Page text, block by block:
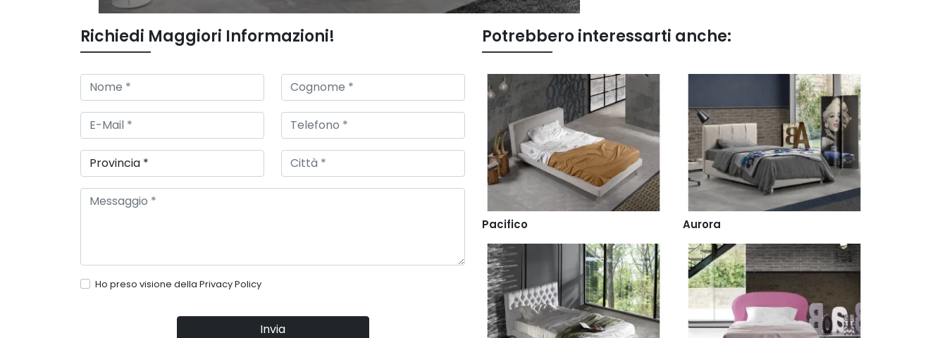
Richiedi Maggiori Informazioni!
Ho preso visione della Privacy Policy
Invia
Potrebbero interessarti anche:
Pacifico Aurora